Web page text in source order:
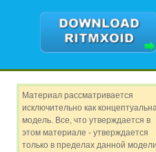
Материал рассматривается
исключительно как
модель. Все, что утверждается в
этом материале - утверждается
только в пределах данной